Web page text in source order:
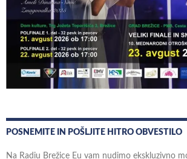
POSNEMITE IN POŠLJITE HITRO OBVESTILO
Na Radiu Brežice Eu vam nudimo ekskluzivno